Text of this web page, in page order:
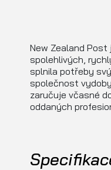
New Zealand
spolehlivých,
splnila potřeby
společnost
zaručuje včasné
oddaných